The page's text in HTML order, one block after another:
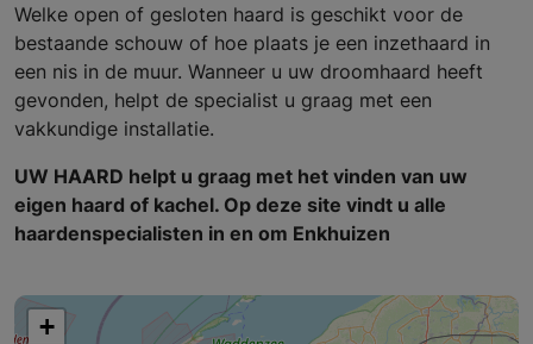
Welke open of gesloten haard is geschikt voor de
bestaande schouw of hoe plaats je een inzethaard in
een nis in de muur. Wanneer u uw droomhaard heeft
gevonden, helpt de specialist u graag met een
vakkundige installatie.
UW HAARD helpt u graag met het vinden van uw
eigen haard of kachel. Op deze site vindt u alle
haardenspecialisten in en om Enkhuizen
+